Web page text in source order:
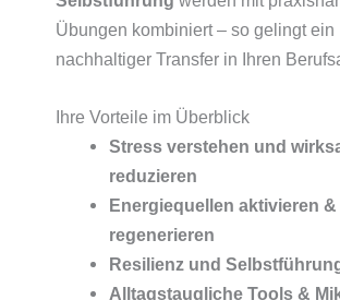
Übungen kombiniert – so gelingt ein
nachhaltiger Transfer in Ihren
Ihre Vorteile im Überblick
Stress verstehen und
reduzieren
Energiequellen aktivieren
regenerieren
Resilienz und
Alltagstaugliche Tools &